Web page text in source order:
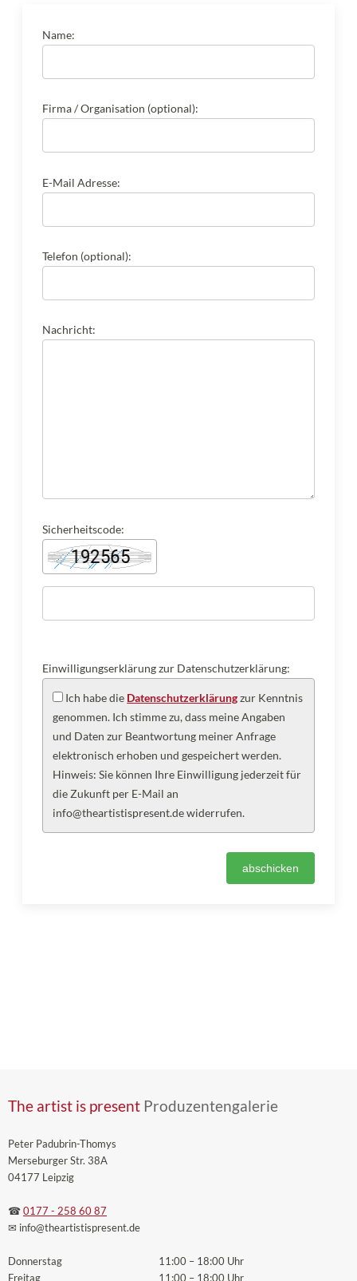
Name:
Firma / Organisation (optional):
E-Mail Adresse:
Telefon (optional):
Nachricht:
Sicherheitscode:
Einwilligungserklärung zur Datenschutzerklärung:
Ich habe die Datenschutzerklärungzur Kenntnis
genommen. Ich stimme zu, dass meine Angaben
und Daten zur Beantwortung meiner Anfrage
elektronisch erhoben und gespeichert werden.
Hinweis: Sie können Ihre Einwilligung jederzeit für
die Zukunft per E-Mail an
info@theartistispresent.de widerrufen.
The artist is present Produzentengalerie
Peter Padubrin-Thomys
Merseburger Str. 38A
04177 Leipzig
☎ 0177 - 258 60 87
✉ info@theartistispresent.de
Donnerstag
Freitag
11:00 – 18:00 Uhr
11:00 – 18:00 Uhr